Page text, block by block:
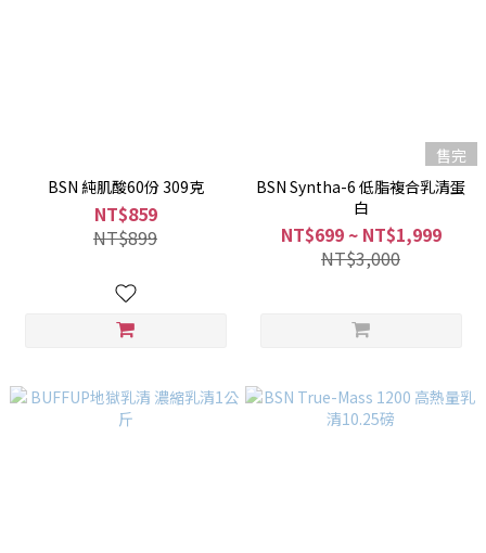
BSN 純肌酸60份 309克
NT$859
NT$899
售完
BSN Syntha-6 低脂複合乳清蛋
白
NT$699 ~ NT$1,999
NT$3,000